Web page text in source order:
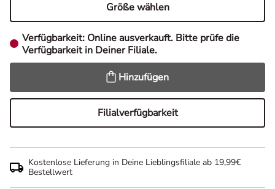
Größe wählen
Verfügbarkeit: Online ausverkauft. Bitte prüfe die
Verfügbarkeit in Deiner Filiale.
Hinzufügen
Filialverfügbarkeit
Kostenlose Lieferung in Deine Lieblingsfiliale ab 19,99€
Bestellwert